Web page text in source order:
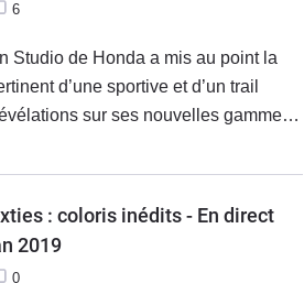
6
Studio de Honda a mis au point la
d’une sportive et d’un trail
sur ses nouvelles gammes,
: coloris inédits - En direct
2019
0